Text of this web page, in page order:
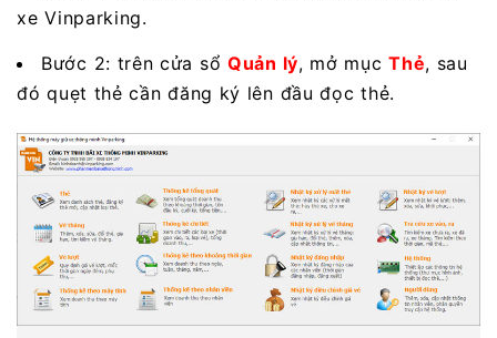
xe Vinparking.
Bước 2: trên cửa sổ Quản lý, mở mụcThẻ, sau
đó quẹt thẻ cần đăng ký lên đầu đọc thẻ.